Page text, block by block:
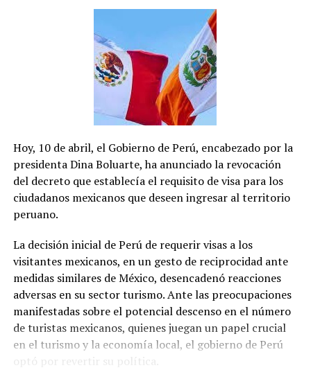
El único candidato que se
presenta sin el respaldo de una alianza o coalición.
Chertorivski es el abanderado del partido Movimiento
Ciudadano (MC), presentándose como una opción
independiente tanto a Morena como al PAN-PRI-PRD.
Con una trayectoria en diversos cargos públicos, ha sido
diputado federal y secretario de Salud federal durante la
de Desarrollo Económico de la Ciudad de México durante
el gobierno de Miguel Ángel Mancera.
El proceso electoral promete ser reñido, con tres
candidatos con propuestas y perfiles políticos diversos,
mexicana.
Hoy, 10 de abril, el Gobierno de Perú, encabezado por la
presidenta Dina Boluarte, ha anunciado la revocación
del decreto que establecía el requisito de visa para los
ciudadanos mexicanos que deseen ingresar al territorio
peruano.
La decisión inicial de Perú de requerir visas a los
visitantes mexicanos, en un gesto de reciprocidad ante
medidas similares de México, desencadenó reacciones
adversas en su sector turismo. Ante las preocupaciones
manifestadas sobre el potencial descenso en el número
de turistas mexicanos, quienes juegan un papel crucial
en el turismo y la economía local, el gobierno de Perú
optó por revertir su política.